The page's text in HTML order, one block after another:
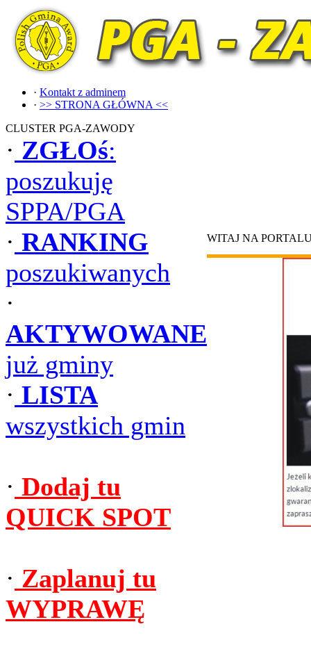
· Kontakt z adminem
· >> STRONA GŁÓWNA <<
CLUSTER PGA-ZAWODY
· ZGŁOś:
poszukuję
SPPA/PGA
· RANKING
poszukiwanych
·
AKTYWOWANE
już gminy
· LISTA
wszystkich gmin
· Dodaj tu
QUICK SPOT
· Zaplanuj tu
WYPRAWĘ
WITAJ NA